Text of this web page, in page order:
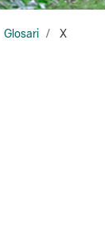
Glosari X